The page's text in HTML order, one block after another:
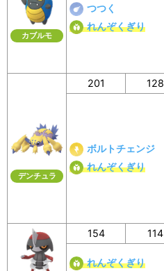
カブルモ
つつく
れんぞくぎり
デンチュラ
201 128
ボルトチェンジ
れんぞくぎり
154 114
れんぞくぎり